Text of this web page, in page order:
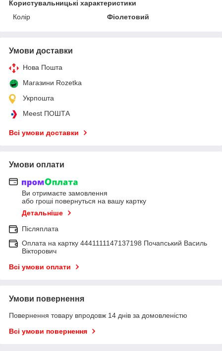
Користувальницькі характеристики
Колір
Фіолетовий
Умови доставки
Нова Пошта
Магазини Rozetka
Укрпошта
Meest ПОШТА
Всі умови доставки
Умови оплати
Ви отримаєте замовлення
або гроші повернуться на вашу картку
Детальніше
Післяплата
Оплата на картку 4441111147137198 Почапський Василь
Вікторович
Всі умови оплати
Умови повернення
Повернення товару впродовж 14 днів за домовленістю
Всі умови повернення